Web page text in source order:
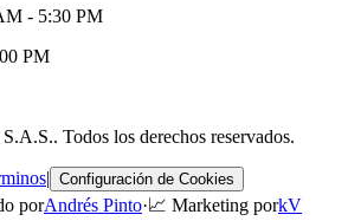
- 5:30 PM
PM
. Todos los derechos reservados.
| Configuración de Cookies
porAndrés Pinto·📈 Marketing porkV